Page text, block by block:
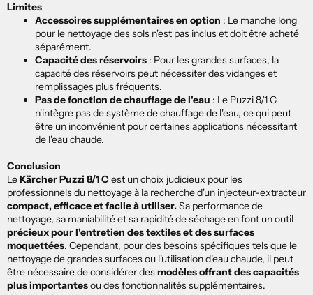
Limites
Accessoires supplémentaires en option : Le manche long
pour le nettoyage des sols n'est pas inclus et doit être acheté
séparément.
Capacité des réservoirs : Pour les grandes surfaces, la
capacité des réservoirs peut nécessiter des vidanges et
remplissages plus fréquents.
Pas de fonction de chauffage de l'eau : Le Puzzi 8/1 C
n'intègre pas de système de chauffage de l'eau, ce qui peut
être un inconvénient pour certaines applications nécessitant
de l'eau chaude.
Conclusion
LeKärcher Puzzi 8/1 C est un choix judicieux pour les
professionnels du nettoyage à la recherche d'un injecteur-extracteur
compact, efficace et facile à utiliser.Sa performance de
nettoyage, sa maniabilité et sa rapidité de séchage en font un outil
précieux pour l'entretien des textiles et des surfaces
moquettées. Cependant, pour des besoins spécifiques tels que le
nettoyage de grandes surfaces ou l'utilisation d'eau chaude, il peut
être nécessaire de considérer desmodèles offrant des capacités
plus importantesou des fonctionnalités supplémentaires.